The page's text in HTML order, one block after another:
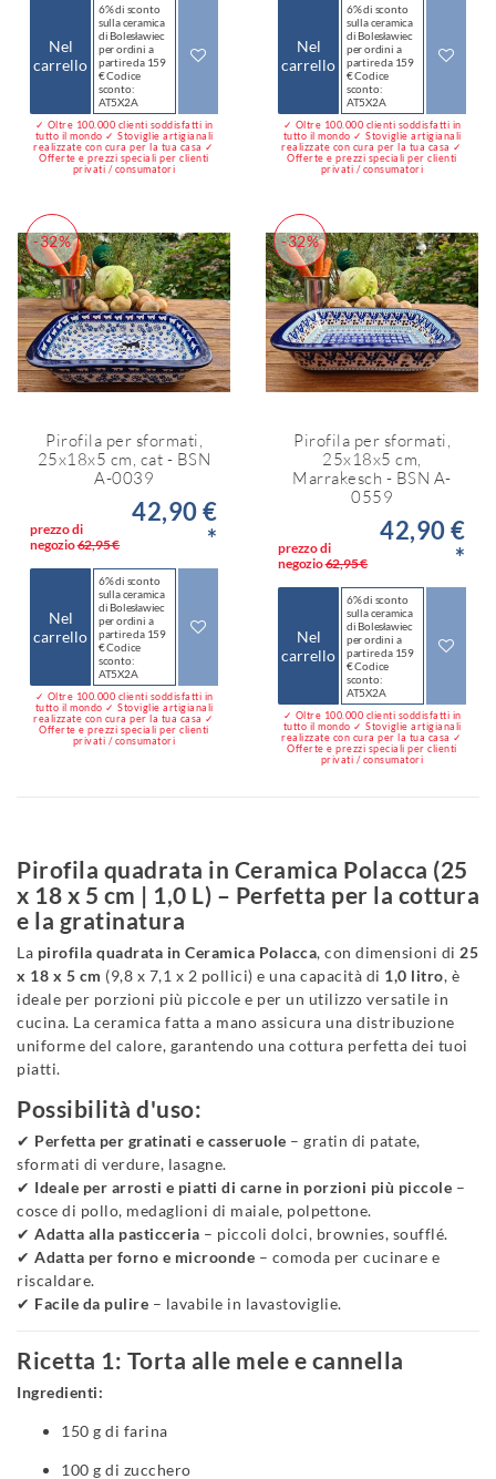
Nel
carrello
6% di sconto
sulla ceramica
di Bolesławiec
per ordini a
partire da 159
€ Codice
sconto:
AT5X2A
✓ Oltre 100.000 clienti soddisfatti in
tutto il mondo ✓ Stoviglie artigianali
realizzate con cura per la tua casa ✓
Offerte e prezzi speciali per clienti
privati / consumatori
Nel
carrello
6% di sconto
sulla ceramica
di Bolesławiec
per ordini a
partire da 159
€ Codice
sconto:
AT5X2A
✓ Oltre 100.000 clienti soddisfatti in
tutto il mondo ✓ Stoviglie artigianali
realizzate con cura per la tua casa ✓
Offerte e prezzi speciali per clienti
privati / consumatori
-32%
Pirofila per sformati,
25x18x5 cm, cat - BSN
A-0039
prezzo di
negozio62,95 €
42,90 €
*
Nel
carrello
6% di sconto
sulla ceramica
di Bolesławiec
per ordini a
partire da 159
€ Codice
sconto:
AT5X2A
✓ Oltre 100.000 clienti soddisfatti in
tutto il mondo ✓ Stoviglie artigianali
realizzate con cura per la tua casa ✓
Offerte e prezzi speciali per clienti
privati / consumatori
-32%
Pirofila per sformati,
25x18x5 cm,
Marrakesch - BSN A-
0559
prezzo di
negozio62,95 €
42,90 €
*
Nel
carrello
6% di sconto
sulla ceramica
di Bolesławiec
per ordini a
partire da 159
€ Codice
sconto:
AT5X2A
✓ Oltre 100.000 clienti soddisfatti in
tutto il mondo ✓ Stoviglie artigianali
realizzate con cura per la tua casa ✓
Offerte e prezzi speciali per clienti
privati / consumatori
Pirofila quadrata in Ceramica Polacca (25
x 18 x 5 cm | 1,0 L) – Perfetta per la cottura
e la gratinatura
La pirofila quadrata in Ceramica Polacca, con dimensioni di 25
x 18 x 5 cm (9,8 x 7,1 x 2 pollici) e una capacità di 1,0 litro, è
ideale per porzioni più piccole e per un utilizzo versatile in
cucina. La ceramica fatta a mano assicura una distribuzione
uniforme del calore, garantendo una cottura perfetta dei tuoi
piatti.
Possibilità d'uso:
✔ Perfetta per gratinati e casseruole – gratin di patate,
sformati di verdure, lasagne.
✔ Ideale per arrosti e piatti di carne in porzioni più piccole –
cosce di pollo, medaglioni di maiale, polpettone.
✔ Adatta alla pasticceria – piccoli dolci, brownies, soufflé.
✔ Adatta per forno e microonde – comoda per cucinare e
riscaldare.
✔ Facile da pulire – lavabile in lavastoviglie.
Ricetta 1: Torta alle mele e cannella
Ingredienti:
150 g di farina
100 g di zucchero